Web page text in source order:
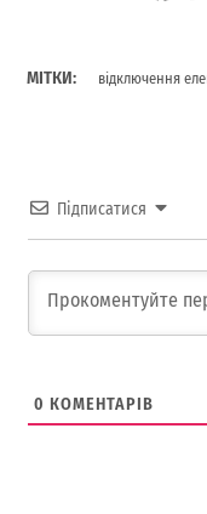
МІТКИ: відключення
Підписатися
0 КОМЕНТАРІВ